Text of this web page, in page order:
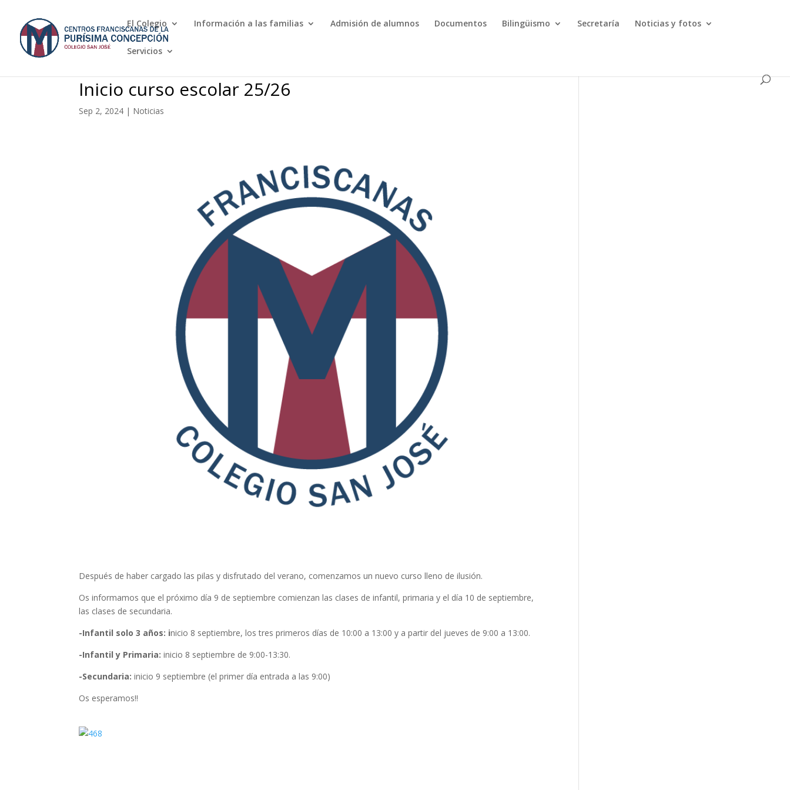
El Colegio Información a las familias Admisión de alumnos Documentos Bilingüismo Secretaría Noticias y fotos
Servicios
Inicio curso escolar 25/26
Sep 2, 2024 | Noticias
Después de haber cargado las pilas y disfrutado del verano, comenzamos un nuevo curso lleno de ilusión.
Os informamos que el próximo día 9 de septiembre comienzan las clases de infantil, primaria y el día 10 de septiembre,
las clases de secundaria.
-Infantil solo 3 años: inicio 8 septiembre, los tres primeros días de 10:00 a 13:00 y a partir del jueves de 9:00 a 13:00.
-Infantil y Primaria:inicio 8 septiembre de 9:00-13:30.
-Secundaria:inicio 9 septiembre (el primer día entrada a las 9:00)
Os esperamos!!